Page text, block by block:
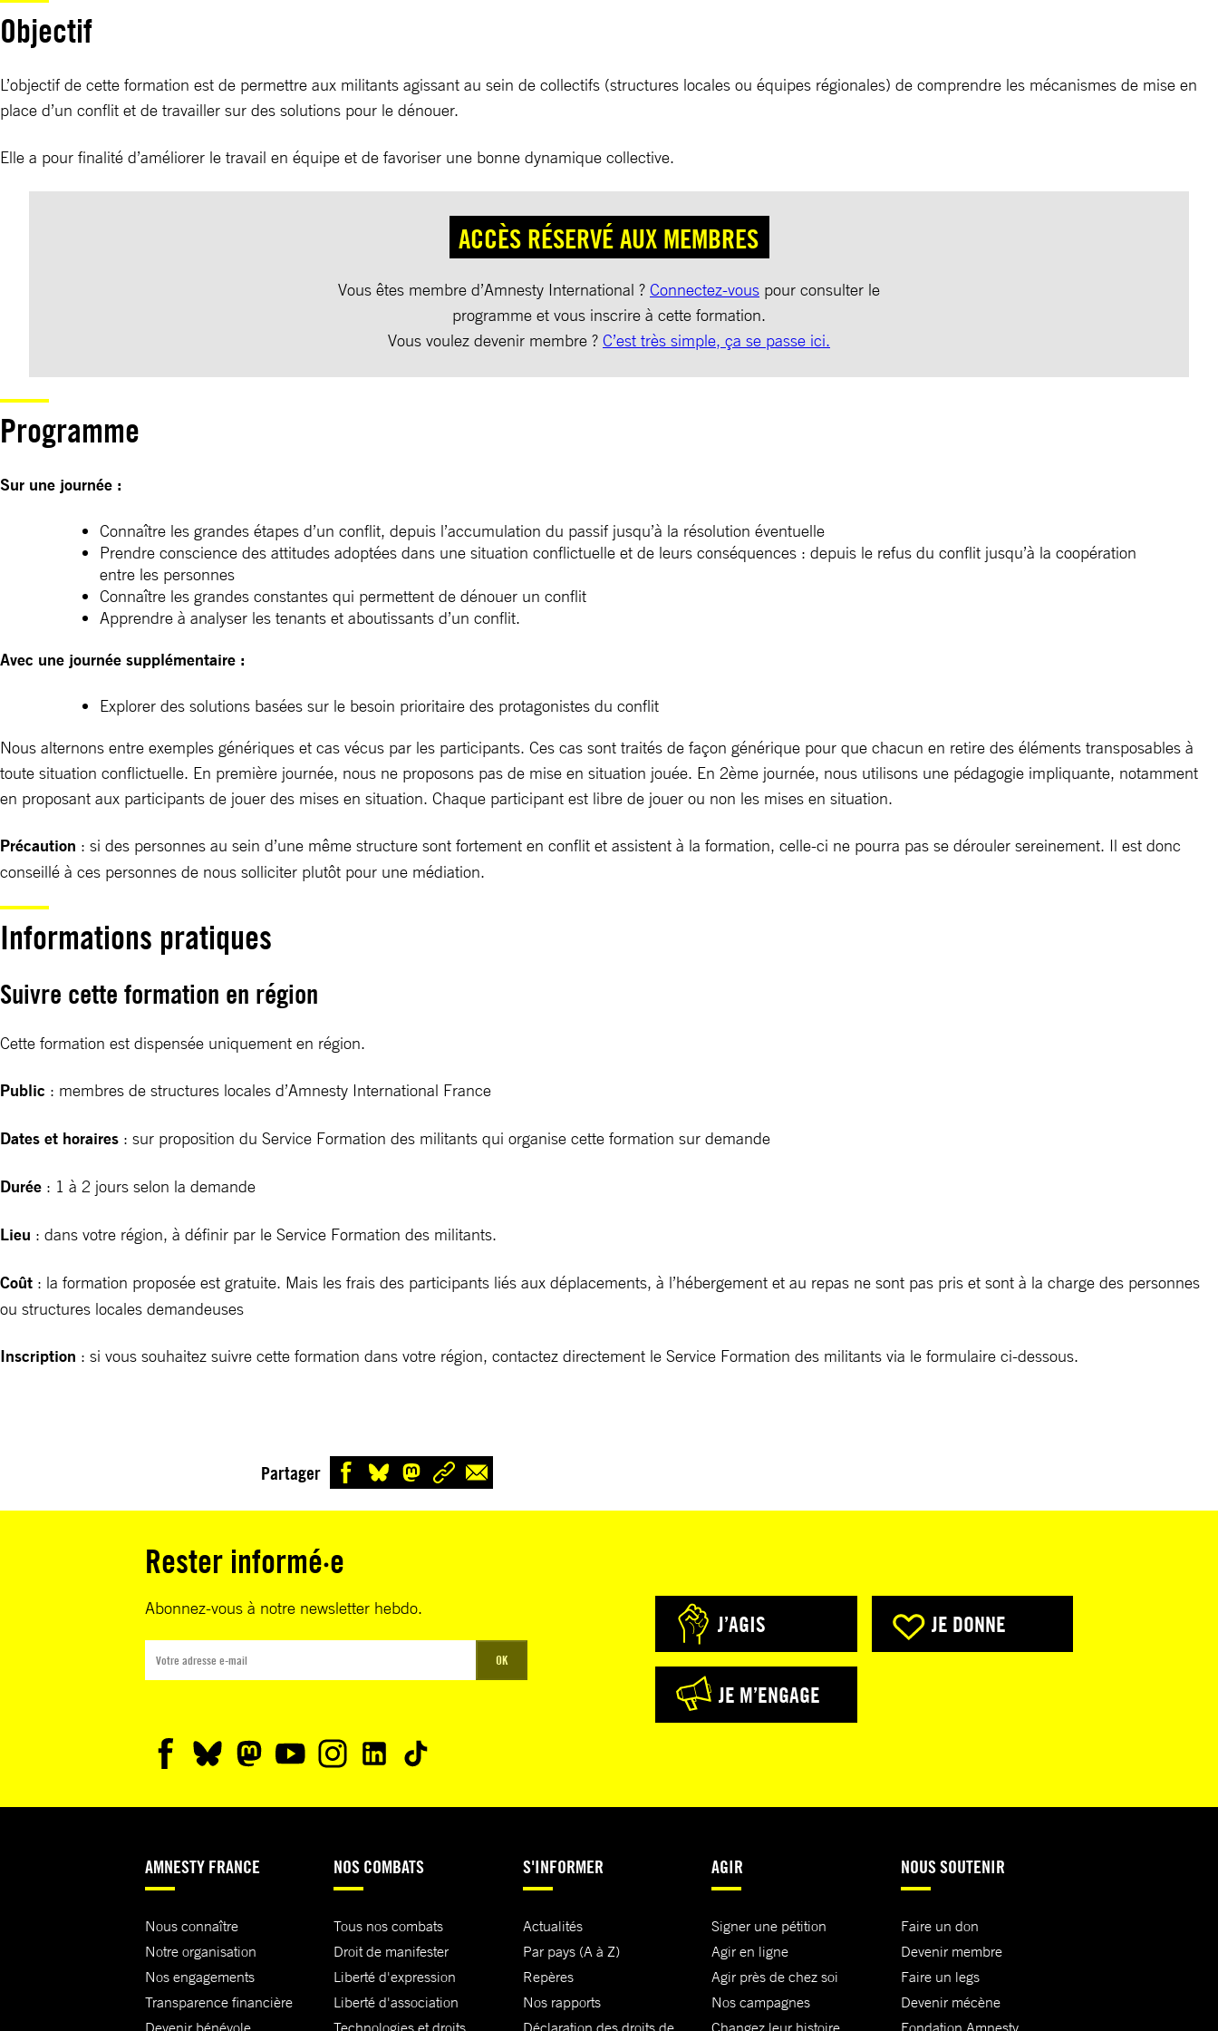
Objectif
L’objectif de cette formation est de permettre aux militants agissant au sein de collectifs (structures locales ou équipes régionales) de comprendre les mécanismes de mise en
place d’un conflit et de travailler sur des solutions pour le dénouer.
Elle a pour finalité d’améliorer le travail en équipe et de favoriser une bonne dynamique collective.
ACCÈS RÉSERVÉ AUX MEMBRES
Vous êtes membre d’Amnesty International ? Connectez-vous pour consulter le
programme et vous inscrire à cette formation.
Vous voulez devenir membre ? C’est très simple, ça se passe ici.
Programme
Sur une journée :
Connaître les grandes étapes d’un conflit, depuis l’accumulation du passif jusqu’à la résolution éventuelle
Prendre conscience des attitudes adoptées dans une situation conflictuelle et de leurs conséquences : depuis le refus du conflit jusqu’à la coopération
entre les personnes
Connaître les grandes constantes qui permettent de dénouer un conflit
Apprendre à analyser les tenants et aboutissants d’un conflit.
Avec une journée supplémentaire :
Explorer des solutions basées sur le besoin prioritaire des protagonistes du conflit
Nous alternons entre exemples génériques et cas vécus par les participants. Ces cas sont traités de façon générique pour que chacun en retire des éléments transposables à
toute situation conflictuelle. En première journée, nous ne proposons pas de mise en situation jouée. En 2ème journée, nous utilisons une pédagogie impliquante, notamment
en proposant aux participants de jouer des mises en situation. Chaque participant est libre de jouer ou non les mises en situation.
Précaution : si des personnes au sein d’une même structure sont fortement en conflit et assistent à la formation, celle-ci ne pourra pas se dérouler sereinement. Il est donc
conseillé à ces personnes de nous solliciter plutôt pour une médiation.
Informations pratiques
Suivre cette formation en région
Cette formation est dispensée uniquement en région.
Public : membres de structures locales d’Amnesty International France
Dates et horaires : sur proposition du Service Formation des militants qui organise cette formation sur demande
Durée : 1 à 2 jours selon la demande
Lieu : dans votre région, à définir par le Service Formation des militants.
Coût : la formation proposée est gratuite. Mais les frais des participants liés aux déplacements, à l’hébergement et au repas ne sont pas pris et sont à la charge des personnes
ou structures locales demandeuses
Inscription : si vous souhaitez suivre cette formation dans votre région, contactez directement le Service Formation des militants via le formulaire ci-dessous.
Partager
Rester informé·e
Abonnez-vous à notre newsletter hebdo.
OK
J’AGIS JE DONNE
JE M’ENGAGE
AMNESTY FRANCE
Nous connaître
Notre organisation
Nos engagements
Transparence financière
Devenir bénévole
NOS COMBATS
Tous nos combats
Droit de manifester
Liberté d'expression
Liberté d'association
Technologies et droits
S'INFORMER
Actualités
Par pays (A à Z)
Repères
Nos rapports
Déclaration des droits de
AGIR
Signer une pétition
Agir en ligne
Agir près de chez soi
Nos campagnes
Changez leur histoire
NOUS SOUTENIR
Faire un don
Devenir membre
Faire un legs
Devenir mécène
Fondation Amnesty